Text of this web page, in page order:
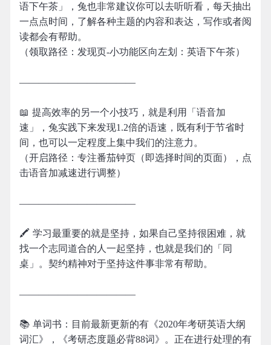
语下午茶」，兔也非常建议你可以去听听看，每天抽出
一点点时间，了解各种主题的内容和表达，写作或者阅
读都会有帮助。
（领取路径：发现页-小功能区向左划：英语下午茶）
————————————
📖 提高效率的另一个小技巧，就是利用「语音加
速」，兔实践下来发现1.2倍的语速，既有利于节省时
间，也可以一定程度上集中我们的注意力。
（开启路径：专注番茄钟页（即选择时间的页面），点
击语音加减速进行调整）
————————————
🖍 学习最重要的就是坚持，如果自己坚持很困难，就
找一个志同道合的人一起坚持，也就是我们的「同
桌」。契约精神对于坚持这件事非常有帮助。
————————————
📚 单词书：目前最新更新的有《2020年考研英语大纲
词汇》，《考研态度题必背88词》。正在进行处理的有